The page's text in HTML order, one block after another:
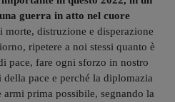
guerra in atto nel cuore
distruzione e disperazione
ripetere a noi stessi quanto è
pace, fare ogni sforzo in nostro
pace e perché la diplomazia
prima possibile, segnando la